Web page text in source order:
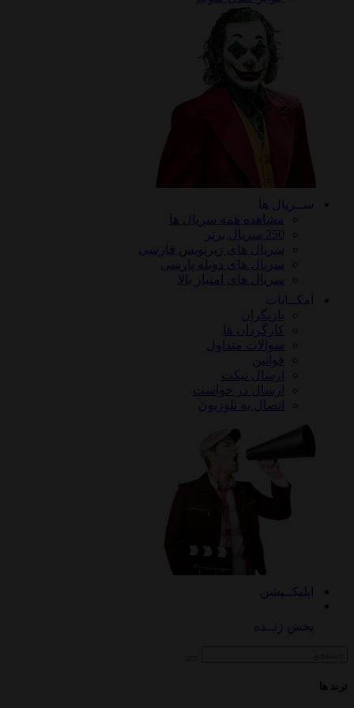
ها
مشاهده همه سریال ها
سریال های زیرنویس فارسی
سریال های دوبله پارسی
سریال های امتیاز بالا
کارگردان ها
سوالات متداول
ارسال در خواست
اتصال به تلوزیون
زنــده